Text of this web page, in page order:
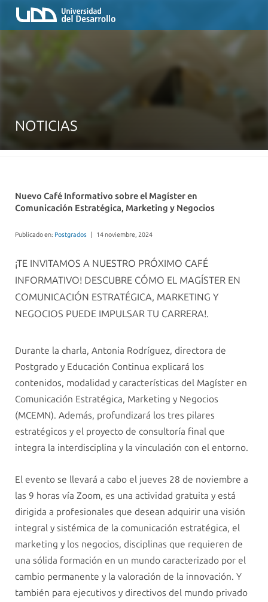
NOTICIAS
Nuevo Café Informativo sobre el Magíster en
Comunicación Estratégica, Marketing y Negocios
Publicado en: Postgrados | 14 noviembre, 2024
¡TE INVITAMOS A NUESTRO PRÓXIMO CAFÉ
INFORMATIVO! DESCUBRE CÓMO EL MAGÍSTER EN
COMUNICACIÓN ESTRATÉGICA, MARKETING Y
NEGOCIOS PUEDE IMPULSAR TU CARRERA!.
Durante la charla, Antonia Rodríguez, directora de
Postgrado y Educación Continua explicará los
contenidos, modalidad y características del Magíster en
Comunicación Estratégica, Marketing y Negocios
(MCEMN). Además, profundizará los tres pilares
estratégicos y el proyecto de consultoría final que
integra la interdisciplina y la vinculación con el entorno.
El evento se llevará a cabo el jueves 28 de noviembre a
las 9 horas vía Zoom, es una actividad gratuita y está
dirigida a profesionales que desean adquirir una visión
integral y sistémica de la comunicación estratégica, el
marketing y los negocios, disciplinas que requieren de
una sólida formación en un mundo caracterizado por el
cambio permanente y la valoración de la innovación. Y
también para ejecutivos y directivos del mundo privado